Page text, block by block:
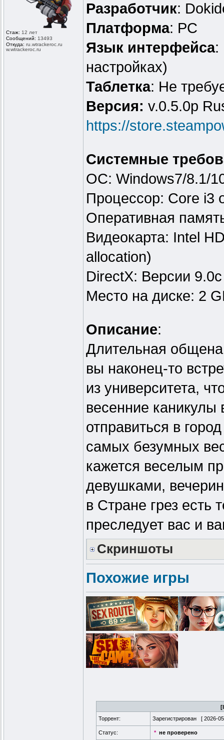
Стаж: 12 лет
Сообщений: 13493
Откуда: ru.wtrackeroc.ru
w.wtrackeroc .ru
Разработчик:
Платформа: PC
Язык интерфейса:
настройках)
Таблeтка: Не
Версия: v.0.5.0p
https://
Системные
ОС: Windows7/8.1/
Процессор: Core i3
Оперативная
Видеокарта: Intel
allocation)
DirectX: Версии 9.0c
Место на диске: 2
Описание:
Длительная
вы наконец-то
из университета,
весенние
отправиться в
самых безумных
кажется веселым
девушками,
в Стране грез есть
преследует вас и
Скриншоты
Похожие игры
Торрент:
Зарегистрирован [ 2026-
Статус: * не проверено